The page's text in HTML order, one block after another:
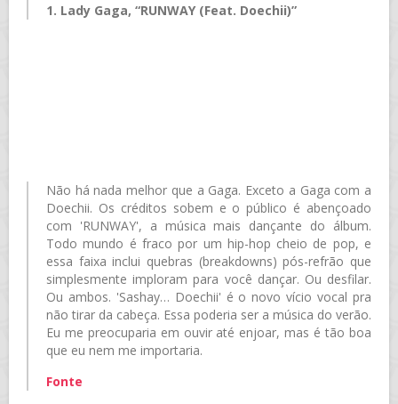
1. Lady Gaga, “RUNWAY (Feat. Doechii)”
Não há nada melhor que a Gaga. Exceto a Gaga com a
Doechii. Os créditos sobem e o público é abençoado
com 'RUNWAY', a música mais dançante do álbum.
Todo mundo é fraco por um hip-hop cheio de pop, e
essa faixa inclui quebras (breakdowns) pós-refrão que
simplesmente imploram para você dançar. Ou desfilar.
Ou ambos. 'Sashay… Doechii' é o novo vício vocal pra
não tirar da cabeça. Essa poderia ser a música do verão.
Eu me preocuparia em ouvir até enjoar, mas é tão boa
que eu nem me importaria.
Fonte